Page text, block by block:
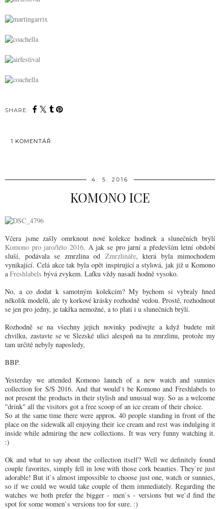
SHARE:
1 KOMENTÁŘ
4. 5. 2016
KOMONO ICE
Včera jsme zašly omrknout nové kolekce hodinek a slunečních brýlí
Komono pro jaro/léto 2016. A jak se pro jarní a především letní období
sluší, podávala se zmrzlina od Zmrzlináře, která byla mimochodem
vynikající. Celá akce tak byla opět inspirující a stylová, jak již u Komono
aFreshlabels bývá zvykem. Laťku vždy nasadí hodně vysoko.
No, a co dodat k samotným kolekcím? My bychom si vybraly hned
několik modelů, ale ty korkové krásky rozhodně vedou. Prostě, rozhodnout
se jen pro jedny, je takřka nemožné, a to platí i u slunečních brýlí.
Rozhodně se na všechny jejich novinky podívejte a když budete mít
chvilku, zastavte se ve Slezské ulici alespoň na tu zmrzlinu, protože my
tam určitě nebyly naposledy,
BBP.
Yesterday we attended Komono launch of a new watch and sunnies
collection for S/S 2016. And that would`t be Komono and Freshlabels to
not present the products in their stylish and unusual way. So as a welcome
"drink" all the visitors got a free scoop of an ice cream of their choice.
So at the same time there were approx. 40 people standing in front of the
place on the sidewalk all enjoying their ice cream and rest was indulging it
inside while admiring the new collections. It was very funny watching it.
:)
Ok and what to say about the collection itself? Well we definitely found
couple favorites, simply fell in love with those cork beauties. They`re just
adorable! But it`s almost impossible to choose just one, watch or sunnies,
so if we could we would take couple of them immediately. Regarding the
watches we both prefer the bigger - men`s - versions but we`d find the
spot for some women`s versions too for sure. :)